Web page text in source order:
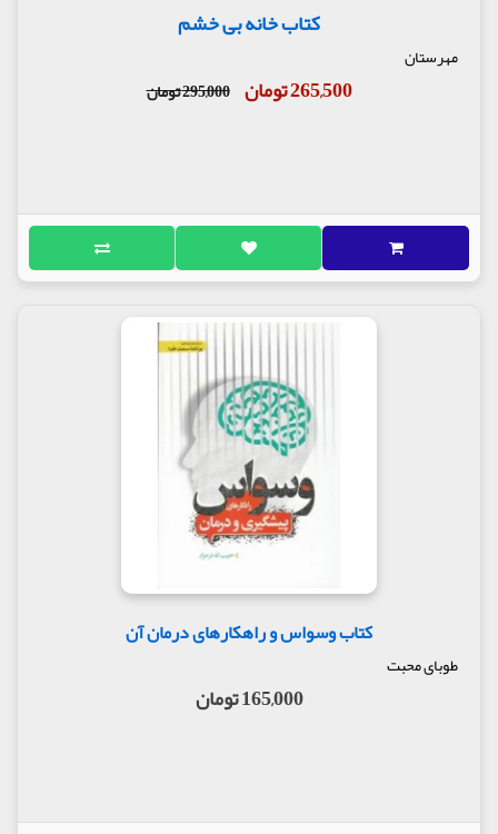
کتاب خانه بی خشم
مهرستان
265,500 تومان 295,000 تومان
کتاب وسواس و راهکارهای درمان آن
طوبای محبت
165,000 تومان